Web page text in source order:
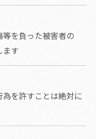
を負った被害者の
ます
を許すことは絶対に